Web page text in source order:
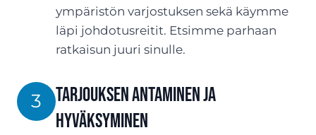
ympäristön varjostuksen sekä käymme
läpi johdotusreitit. Etsimme parhaan
ratkaisun juuri sinulle.
3
Tarjouksen antaminen ja
hyväksyminen